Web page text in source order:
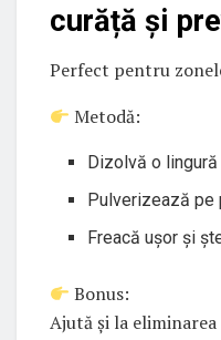
curăță și
Perfect pentru
Metodă:
Dizolvă o
Pulverizează pe
Freacă ușor și
Bonus:
Ajută și la